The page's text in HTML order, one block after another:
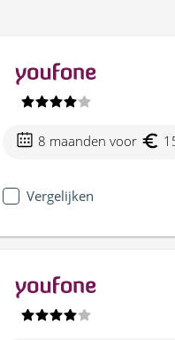
8 maanden voor
Vergelijken